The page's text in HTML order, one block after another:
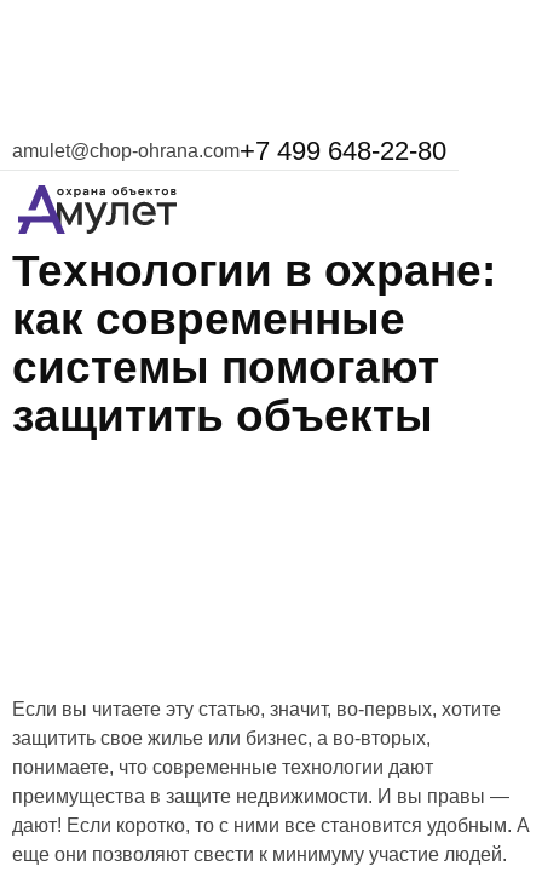
amulet@chop-ohrana.com+7 499 648-22-80
7 мая 2025
Технологии в охране:
как современные
системы помогают
защитить объекты
Если вы читаете эту статью, значит, во-первых, хотите
защитить свое жилье или бизнес, а во-вторых,
понимаете, что современные технологии дают
преимущества в защите недвижимости. И вы правы —
дают! Если коротко, то с ними все становится удобным. А
еще они позволяют свести к минимуму участие людей.